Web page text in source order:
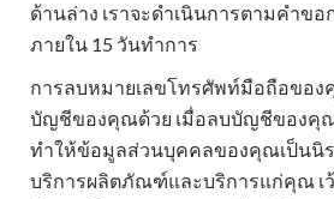
ด้านล่าง เราจะดำเนินการตามคำข
ภายใน 15 วันทำการ
การลบหมายเลขโทรศัพท์มือถือของ
บัญชีของคุณด้วย เมื่อลบบัญชีของคุณ
ทำให้ข้อมูลส่วนบุคคลของคุณเป็นนิ
บริการผลิตภัณฑ์และบริการแก่คุณ เ